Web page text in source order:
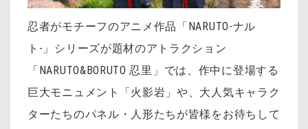
忍者がモチーフのアニメ作品「NARUTO-ナル
ト-」シリーズが題材のアトラクション
「NARUTO&BORUTO 忍里」では、作中に登場する
巨大モニュメント「火影岩」や、大人気キャラク
ターたちのパネル・人形たちが皆様をお待ちして